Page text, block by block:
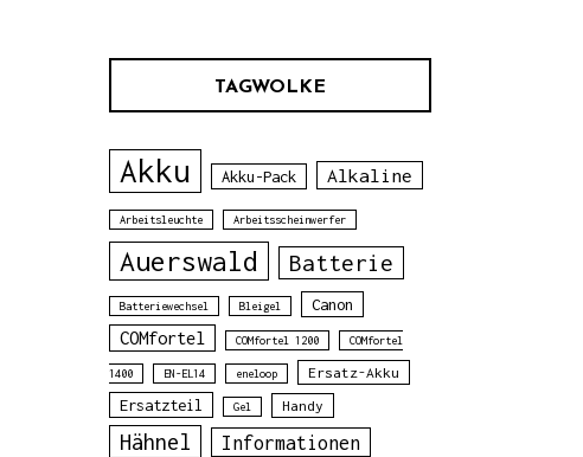
TAGWOLKE
Akku Akku-Pack Alkaline
Arbeitsleuchte Arbeitsscheinwerfer
Auerswald Batterie
Batteriewechsel Bleigel Canon
COMfortel COMfortel 1200 COMfortel
1400 EN-EL14 eneloop Ersatz-Akku
Ersatzteil Gel Handy
Hähnel Informationen